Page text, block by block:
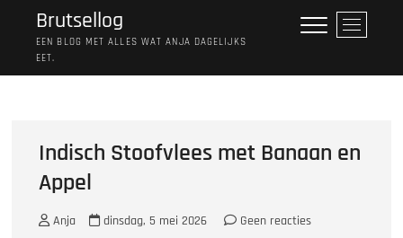
Brutsellog
EEN BLOG MET ALLES WAT ANJA DAGELIJKS
EET.
M
e
p
Indisch Stoofvlees met Banaan en
Appel
Anja dinsdag, 5 mei 2026
Geen reacties